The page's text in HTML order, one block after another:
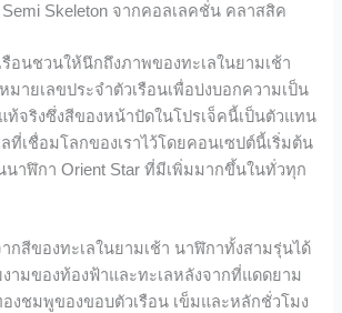
Skeleton จากคอลเลคชั่น คลาสสิค
อนชวนให้นึกถึงภาพของทะเลในยามเช้า
ายเลขประจำตัวเรือนเพื่อบ่งบอกความเป็น
ท้จริงซึ่งสีของหน้าปัดในโปรเจ็คนี้เป็นตัวแทน
ที่เชื่อมโลกของเราไว้โดยคอนเซปต์นี้เริ่มต้น
นาฬิกา Orient Star ที่มีเพิ่มมากขึ้นในทั่วทุก
กสีของทะเลในยามเช้า นาฬิกาทั้งสามรุ่นได้
ามของท้องฟ้าและทะเลหลังจากที่แดดยาม
องชมพูของขอบตัวเรือน เข็มและหลักชั่วโมง